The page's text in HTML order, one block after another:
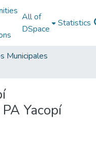
All of
DSpace
Statistics
Municipales
Yacopí